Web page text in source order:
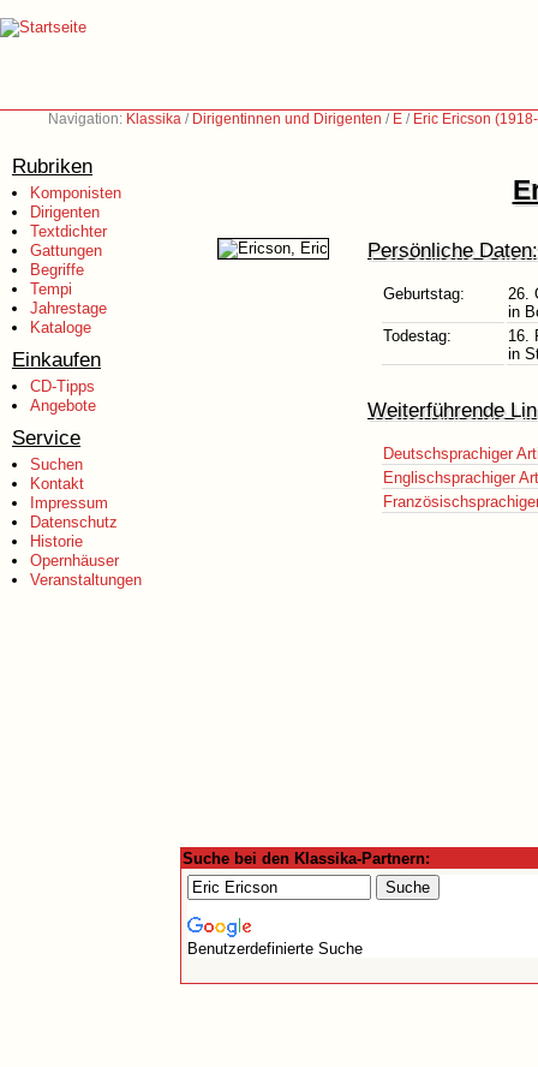
Navigation: Klassika / Dirigentinnen und Dirigenten / E / Eric Ericson
Rubriken
Komponisten
Dirigenten
Textdichter
Gattungen
Begriffe
Tempi
Jahrestage
Kataloge
Einkaufen
CD-Tipps
Angebote
Service
Suchen
Kontakt
Impressum
Datenschutz
Historie
Opernhäuser
Veranstaltungen
Persönliche Daten:
Geburtstag:
26.
in
Todestag:
16.
in
Weiterführende
Deutschsprachiger
Englischsprachiger
Suche bei den Klassika-Partnern:
Benutzerdefinierte Suche